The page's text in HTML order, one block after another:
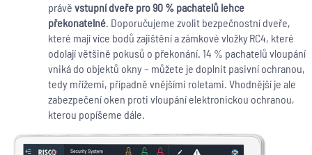
právě vstupní dveře pro 90 % pachatelů lehce
překonatelné. Doporučujeme zvolit bezpečnostní dveře,
které mají více bodů zajištění a zámkové vložky RC4, které
odolají většině pokusů o překonání. 14 % pachatelů vloupání
vniká do objektů okny – můžete je doplnit pasivní ochranou,
tedy mřížemi, případně vnějšími roletami. Vhodnější je ale
zabezpečení oken proti vloupání elektronickou ochranou,
kterou popíšeme dále.